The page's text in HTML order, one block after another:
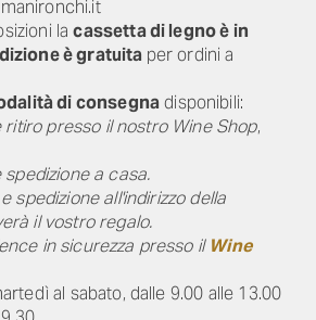
lacassetta di legno è in
è gratuita per ordini a
di consegna disponibili:
ritiro presso il nostro Wine Shop,
a casa.
spedizione all'indirizzo della
il vostro regalo.
in sicurezza presso il Wine
al sabato, dalle 9.00 alle 13.00